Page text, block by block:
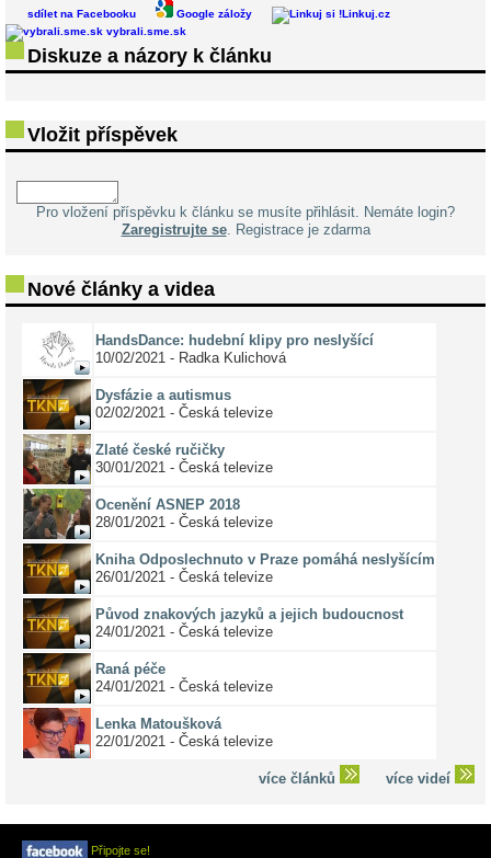
sdílet na Facebooku Google záložy
Linkuj.cz
vybrali.sme.sk
Diskuze a názory k článku
Vložit příspěvek
Pro vložení příspěvku k článku se musíte přihlásit. Nemáte login?
Zaregistrujte se. Registrace je zdarma
Nové články a videa
HandsDance: hudební klipy pro neslyšící
10/02/2021 - Radka Kulichová
Dysfázie a autismus
02/02/2021 - Česká televize
Zlaté české ručičky
30/01/2021 - Česká televize
Ocenění ASNEP 2018
28/01/2021 - Česká televize
Kniha Odposlechnuto v Praze pomáhá neslyšícím
26/01/2021 - Česká televize
Původ znakových jazyků a jejich budoucnost
24/01/2021 - Česká televize
Raná péče
24/01/2021 - Česká televize
Lenka Matoušková
22/01/2021 - Česká televize
více článků více videí
Připojte se!